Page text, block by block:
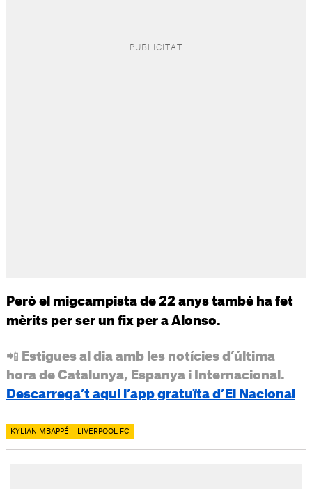
Però el migcampista de 22 anys també ha fet
mèrits per ser un fix per a Alonso.
📲 Estigues al dia amb les notícies d’última
hora de Catalunya, Espanya i Internacional.
Descarrega’t aquí l’app gratuïta d’El Nacional
KYLIAN MBAPPÉ LIVERPOOL FC